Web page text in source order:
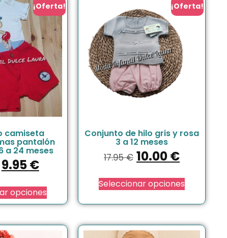
¡Oferta!
camiseta
pantalón
a 24 meses
9.95€
opciones
¡Oferta!
Conjunto de hilo gris y rosa
3 a 12 meses
17.95€ 10.00€
Seleccionar opciones